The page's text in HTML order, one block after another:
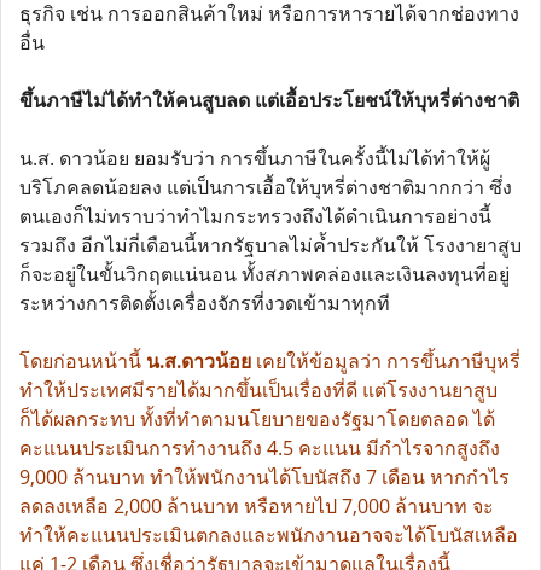
ธุรกิจ เช่น การออกสินค้าใหม่ หรือการหารายได้จากช่องทาง
อื่น
ขึ้นภาษีไม่ได้ทำให้คนสูบลด แต่เอื้อประโยชน์ให้บุหรี่ต่างชาติ
น.ส. ดาวน้อย ยอมรับว่า การขึ้นภาษีในครั้งนี้ไม่ได้ทำให้ผู้
บริโภคลดน้อยลง แต่เป็นการเอื้อให้บุหรี่ต่างชาติมากกว่า ซึ่ง
ตนเองก็ไม่ทราบว่าทำไมกระทรวงถึงได้ดำเนินการอย่างนี้
รวมถึง อีกไม่กี่เดือนนี้หากรัฐบาลไม่ค้ำประกันให้ โรงงายาสูบ
ก็จะอยู่ในขั้นวิกฤตแน่นอน ทั้งสภาพคล่องและเงินลงทุนที่อยู่
ระหว่างการติดตั้งเครื่องจักรที่งวดเข้ามาทุกที
โดยก่อนหน้านี้ น.ส.ดาวน้อย เคยให้ข้อมูลว่า การขึ้นภาษีบุหรี่
ทำให้ประเทศมีรายได้มากขึ้นเป็นเรื่องที่ดี แต่โรงงานยาสูบ
ก็ได้ผลกระทบ ทั้งที่ทำตามนโยบายของรัฐมาโดยตลอด ได้
คะแนนประเมินการทำงานถึง 4.5 คะแนน มีกำไรจากสูงถึง
9,000 ล้านบาท ทำให้พนักงานได้โบนัสถึง 7 เดือน หากกำไร
ลดลงเหลือ 2,000 ล้านบาท หรือหายไป 7,000 ล้านบาท จะ
ทำให้คะแนนประเมินตกลงและพนักงานอาจจะได้โบนัสเหลือ
แค่ 1-2 เดือน ซึ่งเชื่อว่ารัฐบาลจะเข้ามาดูแลในเรื่องนี้